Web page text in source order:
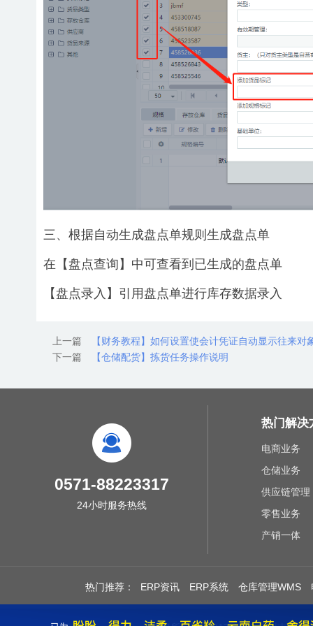
三、根据自动生成盘点单规则生成盘点单
在【盘点查询】中可查看到已生成的盘点单
【盘点录入】引用盘点单进行库存数据录入
上一篇
【财务教程】如何设置使会计凭证自动显示往来对
下一篇
【仓储配货】拣货任务操作说明
0571-88223317
24小时服务热线
热门解决
电商业务
仓储业务
供应链管理
零售业务
产销一体
热门推荐： ERP资讯 ERP系统 仓库管理WMS